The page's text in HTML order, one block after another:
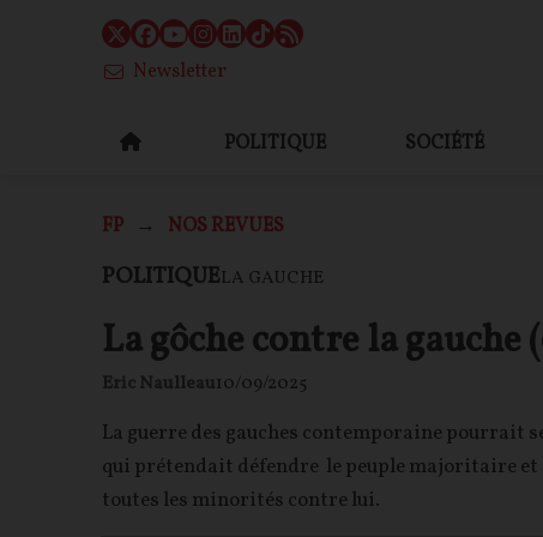
Newsletter
POLITIQUE SOCIÉTÉ
FP NOS REVUES
POLITIQUELA GAUCHE
La gôche contre la
Eric Naulleau10/09/2025
La guerre des gauches contemporaine pourrait
qui prétendait défendre le peuple majoritaire et
toutes les minorités contre lui.